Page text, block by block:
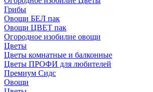
Грибы
Овощи БЕЛ пак
Овощи ЦВЕТ пак
Огородное изобилие овощи
Цветы
Цветы комнатные и балконные
Цветы ПРОФИ для любителей
Премиум Сидс
Овощи